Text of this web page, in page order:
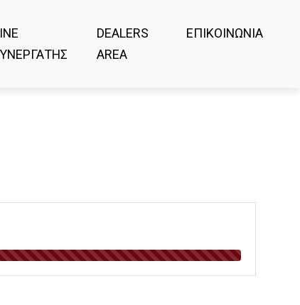
DEALERS
AREA
ΕΠΙΚΟΙΝΩΝΙΑ